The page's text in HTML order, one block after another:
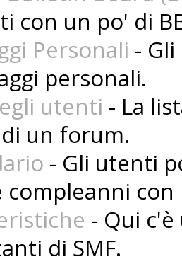
con un po' di
Personali -
personali.
utenti - La
un forum.
- Gli utenti
compleanni con
- Qui
di SMF.